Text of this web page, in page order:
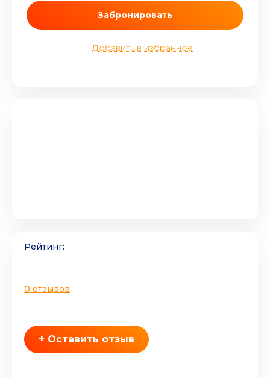
Рейтинг:
0 отзывов
+ Оставить отзыв
Забронировать
Добавить в избранное